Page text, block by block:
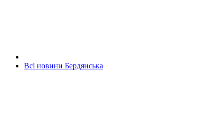
Всі новини Бердянська